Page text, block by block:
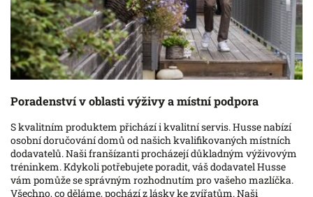
Poradenství v oblasti výživy a místní podpora
S kvalitním produktem přichází i kvalitní servis. Husse nabízí
osobní doručování domů od našich kvalifikovaných místních
dodavatelů. Naši franšízanti procházejí důkladným výživovým
tréninkem. Kdykoli potřebujete poradit, váš dodavatel Husse
vám pomůže se správným rozhodnutím pro vašeho mazlíčka.
Všechno, co děláme, pochází z lásky ke zvířatům. Naši